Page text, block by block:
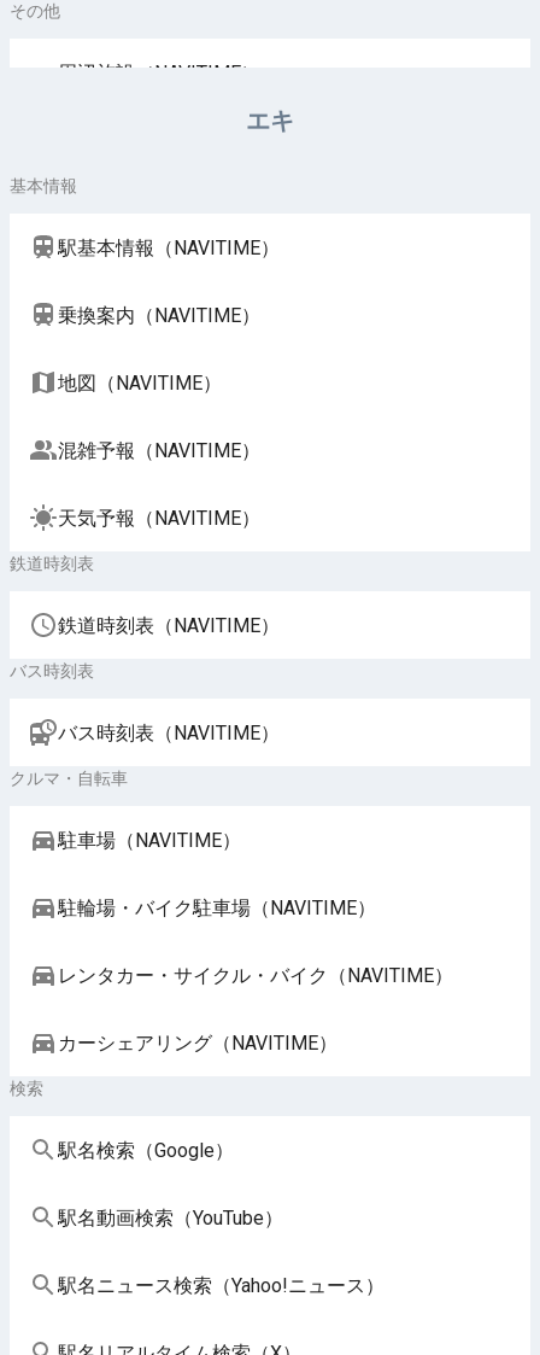
その他
周辺施設（NAVITIME）
エキ
基本情報
駅基本情報（NAVITIME）
乗換案内（NAVITIME）
地図（NAVITIME）
混雑予報（NAVITIME）
天気予報（NAVITIME）
鉄道時刻表
鉄道時刻表（NAVITIME）
バス時刻表
バス時刻表（NAVITIME）
クルマ・自転車
駐車場（NAVITIME）
駐輪場・バイク駐車場（NAVITIME）
レンタカー・サイクル・バイク（NAVITIME）
カーシェアリング（NAVITIME）
検索
駅名検索（Google）
駅名動画検索（YouTube）
駅名ニュース検索（Yahoo!ニュース）